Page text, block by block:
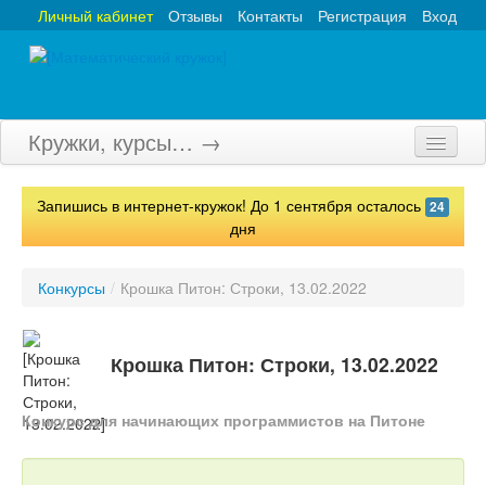
Вход
Регистрация
Контакты
Отзывы
Личный кабинет
Кружки, курсы… →
Главная
Турниры
Конкурсы
Запишись в интернет-кружок! До 1 сентября осталось 24
дня
Конкурсы / Крошка Питон: Строки, 13.02.2022
Крошка Питон: Строки, 13.02.2022
Конкурс для начинающих программистов на Питоне